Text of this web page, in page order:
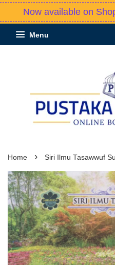
Now available on
Menu
Home › Siri Ilmu Tasawwuf